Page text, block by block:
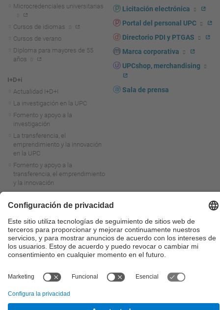
Microcredenciales universitarias
Cursos de idiomas
Cursos de verano
Diploma para mayores de 55
años
I+D+i
Actualidad I+D+I
La investigación en la UPC
Fomento y apoyo a la
investigación
La transferencia, el
emprendimiento y la innovación
en la UPC
Fomento y apoyo a la
transferencia, el emprendimiento
y la innovación
Servicios Científico-técnicos
Licitación electrónica
Portal del personal UPC
Directorio PDI y PTGAS
Marca corporativa
UPCshop, merchandising
Sala de prensa
© UPC Universitat Politècnica de Catalunya - BarcelonaTech
Contacto Mapa del web Accesibilidad
Aviso legal